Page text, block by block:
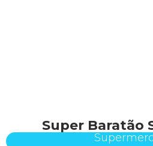
Super Baratão